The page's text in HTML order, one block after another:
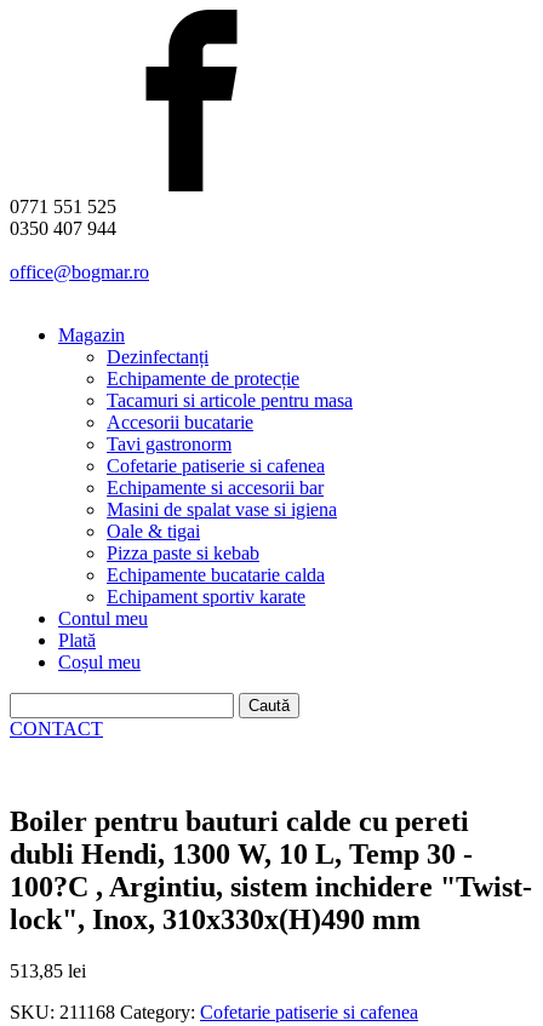
0771 551 525
0350 407 944
office@bogmar.ro
Magazin
Dezinfectanți
Echipamente de protecție
Tacamuri si articole pentru masa
Accesorii bucatarie
Tavi gastronorm
Cofetarie patiserie si cafenea
Echipamente si accesorii bar
Masini de spalat vase si igiena
Oale & tigai
Pizza paste si kebab
Echipamente bucatarie calda
Echipament sportiv karate
Contul meu
Plată
Coșul meu
după:
CONTACT
Boiler pentru bauturi calde cu pereti
dubli Hendi, 1300 W, 10 L, Temp 30 -
100?C , Argintiu, sistem inchidere "Twist-
lock", Inox, 310x330x(H)490 mm
513,85 lei
SKU: 211168 Category: Cofetarie patiserie si cafenea